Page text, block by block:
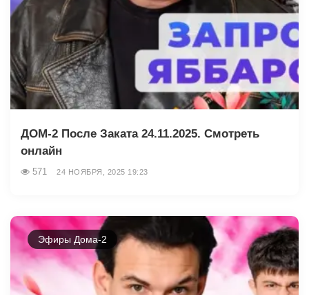
ДОМ-2 После Заката 24.11.2025. Смотреть
онлайн
571 24 НОЯБРЯ, 2025 19:23
Эфиры Дома-2